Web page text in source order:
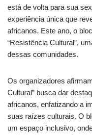
está de volta para sua
experiência única que
africanos. Este ano, o
“Resistência Cultural”,
dessas comunidades.
Os organizadores
Cultural” busca dar
africanos, enfatizando a
suas raízes culturais. O
um espaço inclusivo,